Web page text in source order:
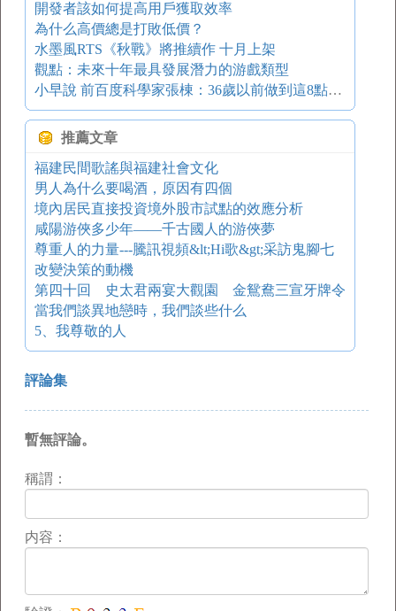
開發者該如何提高用戶獲取效率
為什么高價總是打敗低價？
水墨風RTS《秋戰》將推續作 十月上架
觀點：未來十年最具發展潛力的游戲類型
小早說 前百度科學家張棟：36歲以前做到這8點再談夢想
推薦文章
福建民間歌謠與福建社會文化
男人為什么要喝酒，原因有四個
境內居民直接投資境外股市試點的效應分析
咸陽游俠多少年――千古國人的游俠夢
尊重人的力量---騰訊視頻&lt;Hi歌&gt;采訪鬼腳七
改變決策的動機
第四十回 史太君兩宴大觀園 金鴛鴦三宣牙牌令
當我們談異地戀時，我們談些什么
5、我尊敬的人
評論集
暫無評論。
稱謂：
内容：